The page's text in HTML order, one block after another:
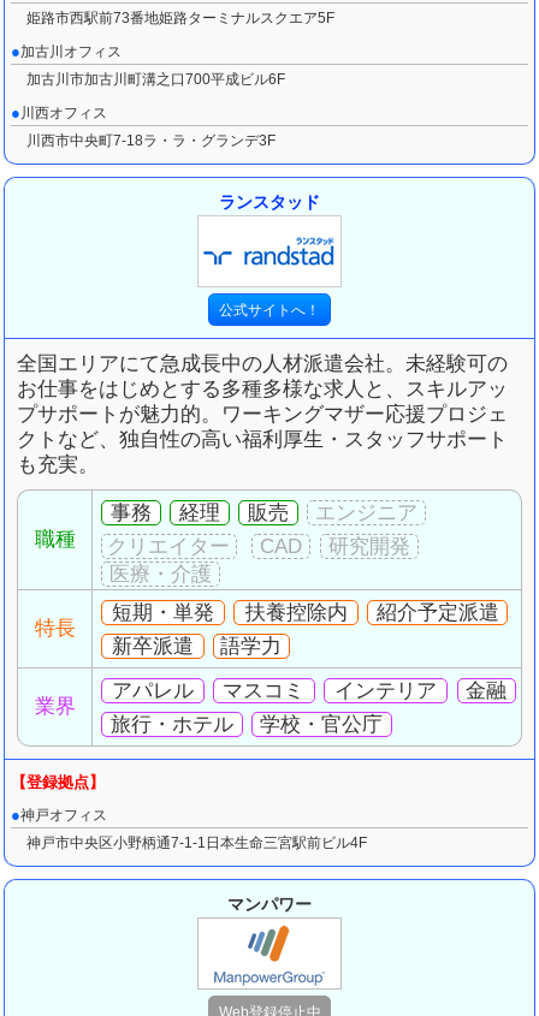
姫路市西駅前73番地姫路ターミナルスクエア5F
加古川オフィス
加古川市加古川町溝之口700平成ビル6F
川西オフィス
川西市中央町7-18ラ・ラ・グランデ3F
ランスタッド
全国エリアにて急成長中の人材派遣会社。 未経験可の
お仕事をはじめとする多種多様な求人と、スキルアッ
プサポートが魅力的。
ワーキングマザー応援プロジェ
クトなど、独自性の高い福利厚生・スタッフサポート
も充実。
職種
事務 経理 販売
特長
短期・単発 扶養控除内
紹介予定派遣
新卒派遣
語学力
業界
アパレル マスコミ インテリア
金融
旅行・ホテル
学校・官公庁
神戸オフィス
神戸市中央区小野柄通7-1-1日本生命三宮駅前ビル4F
マンパワー